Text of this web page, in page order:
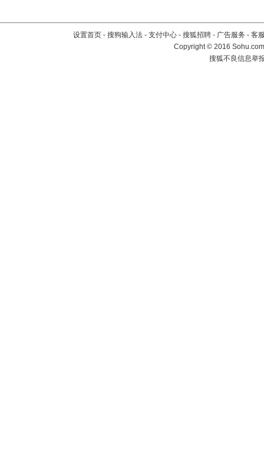
设置首页 - 搜狗输入法 - 支付中心 - 搜狐招聘 - 广告服务 - 客
Copyright©2016
搜狐不良信息举